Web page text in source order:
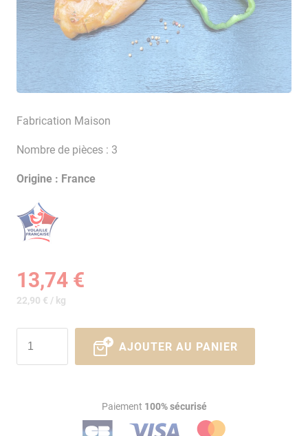
Fabrication Maison
Nombre de pièces : 3
Origine : France
13,74 €
22,90 € / kg
AJOUTER AU PANIER
Paiement 100% sécurisé